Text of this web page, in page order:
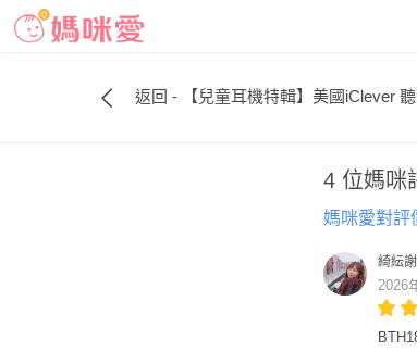
返回 - 【兒童耳機特輯】美國iClever
4 位媽咪
媽咪愛對評
綺紜謝
2026